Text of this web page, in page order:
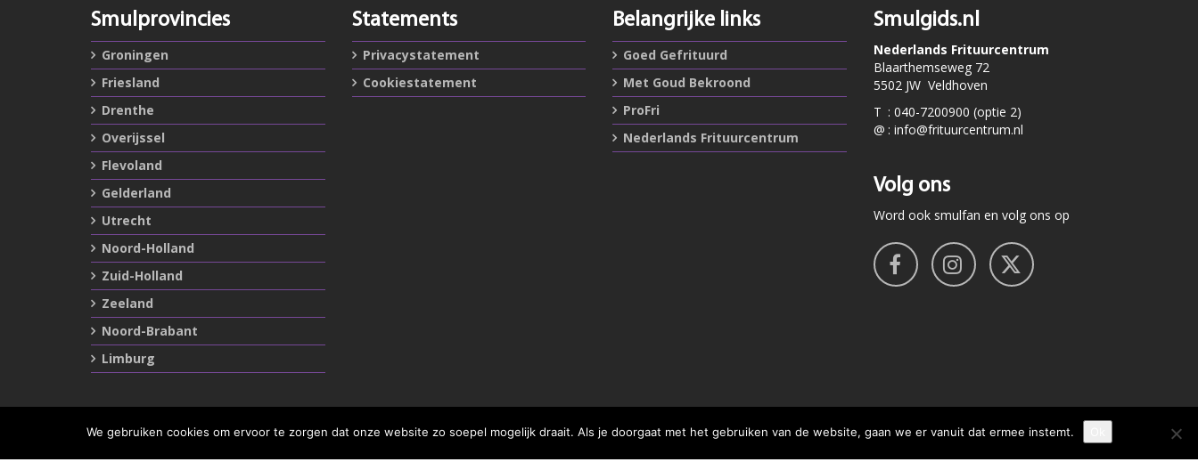
Smulprovincies
Groningen
Friesland
Drenthe
Overijssel
Flevoland
Gelderland
Utrecht
Noord-Holland
Zuid-Holland
Zeeland
Noord-Brabant
Limburg
Statements
Privacystatement
Cookiestatement
Belangrijke links
Goed Gefrituurd
Met Goud Bekroond
ProFri
Nederlands Frituurcentrum
Smulgids.nl
Nederlands Frituurcentrum
Blaarthemseweg 72
5502 JW Veldhoven
T : 040-7200900 (optie 2)
@ : info@frituurcentrum.nl
Volg ons
Word ook smulfan en volg ons op
We gebruiken cookies om ervoor te zorgen dat onze website zo soepel mogelijk draait. Als je doorgaat met het gebruiken van de website, gaan we er vanuit dat ermee instemt.